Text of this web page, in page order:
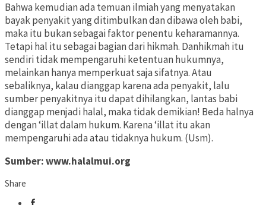
Bahwa kemudian ada temuan ilmiah yang menyatakan
bayak penyakit yang ditimbulkan dan dibawa oleh babi,
maka itu bukan sebagai faktor penentu keharamannya.
Tetapi hal itu sebagai bagian dari hikmah. Danhikmah itu
sendiri tidak mempengaruhi ketentuan hukumnya,
melainkan hanya memperkuat saja sifatnya. Atau
sebaliknya, kalau dianggap karena ada penyakit, lalu
sumber penyakitnya itu dapat dihilangkan, lantas babi
dianggap menjadi halal, maka tidak demikian! Beda halnya
dengan ‘illat dalam hukum. Karena ‘illat itu akan
mempengaruhi ada atau tidaknya hukum. (Usm).
Sumber: www.halalmui.org
Share